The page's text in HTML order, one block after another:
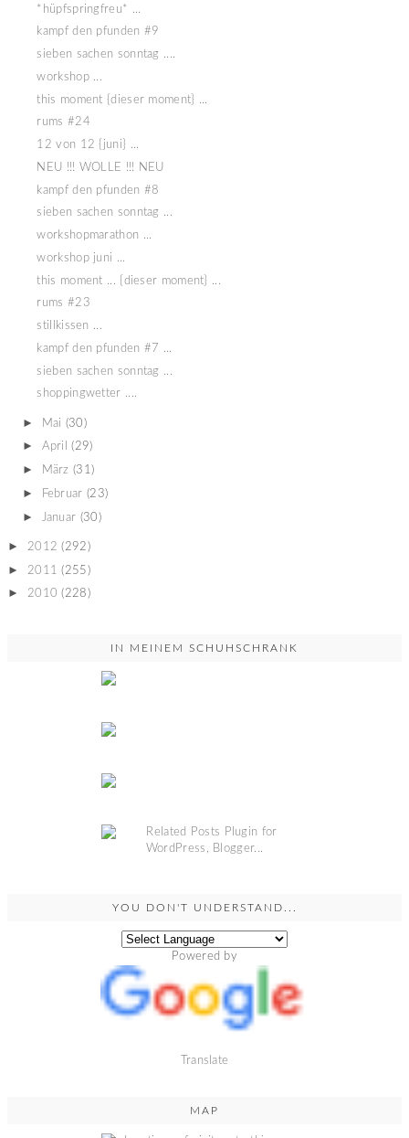
*hüpfspringfreu* ...
kampf den pfunden #9
sieben sachen sonntag ....
workshop ...
this moment {dieser moment} ...
rums #24
12 von 12 {juni} ...
NEU !!! WOLLE !!! NEU
kampf den pfunden #8
sieben sachen sonntag ...
workshopmarathon ...
workshop juni ...
this moment ... {dieser moment} ...
rums #23
stillkissen ...
kampf den pfunden #7 ...
sieben sachen sonntag ...
shoppingwetter ....
► Mai (30)
► April (29)
► März (31)
► Februar (23)
► Januar (30)
► 2012 (292)
► 2011 (255)
► 2010 (228)
IN MEINEM SCHUHSCHRANK
YOU DON'T UNDERSTAND...
Powered by
Translate
MAP